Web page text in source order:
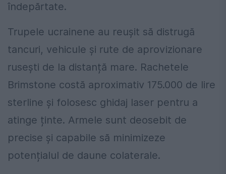
îndepărtate.
Trupele ucrainene au reuşit să distrugă
tancuri, vehicule și rute de aprovizionare
rusești de la distanță mare. Rachetele
Brimstone costă aproximativ 175.000 de lire
sterline și folosesc ghidaj laser pentru a
atinge ținte. Armele sunt deosebit de
precise și capabile să minimizeze
potențialul de daune colaterale.